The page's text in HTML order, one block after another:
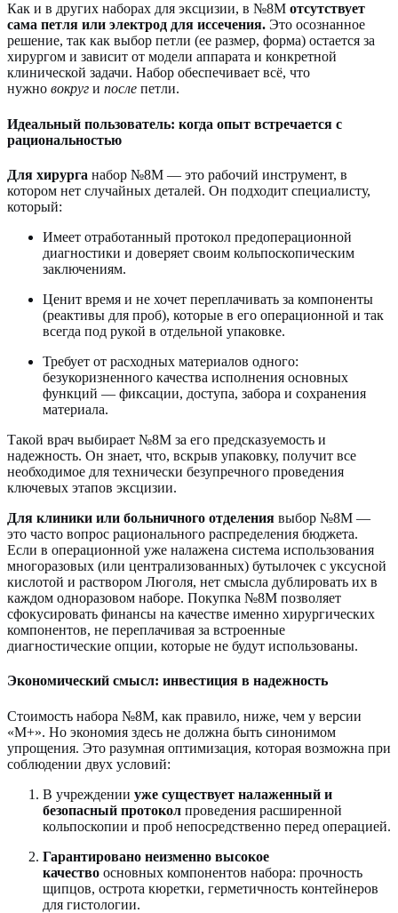
Как и в других наборах для эксцизии, в №8M отсутствует
сама петля или электрод для иссечения. Это осознанное
решение, так как выбор петли (ее размер, форма) остается за
хирургом и зависит от модели аппарата и конкретной
клинической задачи. Набор обеспечивает всё, что
нужно вокруг и после петли.
Идеальный пользователь: когда опыт встречается с
рациональностью
Для хирурга набор №8M — это рабочий инструмент, в
котором нет случайных деталей. Он подходит специалисту,
который:
Имеет отработанный протокол предоперационной
диагностики и доверяет своим кольпоскопическим
заключениям.
Ценит время и не хочет переплачивать за компоненты
(реактивы для проб), которые в его операционной и так
всегда под рукой в отдельной упаковке.
Требует от расходных материалов одного:
безукоризненного качества исполнения основных
функций — фиксации, доступа, забора и сохранения
материала.
Такой врач выбирает №8M за его предсказуемость и
надежность. Он знает, что, вскрыв упаковку, получит все
необходимое для технически безупречного проведения
ключевых этапов эксцизии.
Для клиники или больничного отделения выбор №8M —
это часто вопрос рационального распределения бюджета.
Если в операционной уже налажена система использования
многоразовых (или централизованных) бутылочек с уксусной
кислотой и раствором Люголя, нет смысла дублировать их в
каждом одноразовом наборе. Покупка №8M позволяет
сфокусировать финансы на качестве именно хирургических
компонентов, не переплачивая за встроенные
диагностические опции, которые не будут использованы.
Экономический смысл: инвестиция в надежность
Стоимость набора №8M, как правило, ниже, чем у версии
«M+». Но экономия здесь не должна быть синонимом
упрощения. Это разумная оптимизация, которая возможна при
соблюдении двух условий:
В учреждении уже существует налаженный и
безопасный протокол проведения расширенной
кольпоскопии и проб непосредственно перед операцией.
Гарантировано неизменно высокое
качество основных компонентов набора: прочность
щипцов, острота кюретки, герметичность контейнеров
для гистологии.